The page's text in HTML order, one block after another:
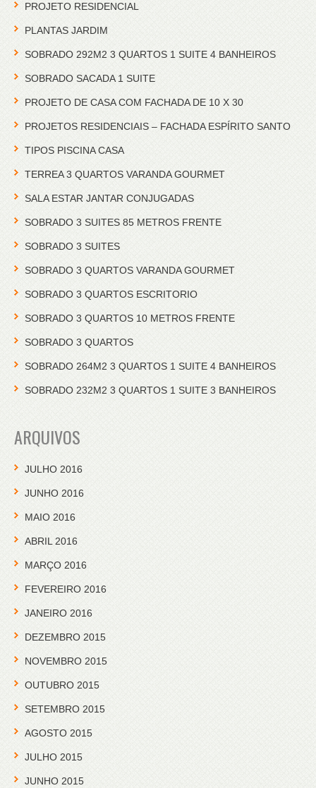
PROJETO RESIDENCIAL
PLANTAS JARDIM
SOBRADO 292M2 3 QUARTOS 1 SUITE 4 BANHEIROS
SOBRADO SACADA 1 SUITE
PROJETO DE CASA COM FACHADA DE 10 X 30
PROJETOS RESIDENCIAIS – FACHADA ESPÍRITO SANTO
TIPOS PISCINA CASA
TERREA 3 QUARTOS VARANDA GOURMET
SALA ESTAR JANTAR CONJUGADAS
SOBRADO 3 SUITES 85 METROS FRENTE
SOBRADO 3 SUITES
SOBRADO 3 QUARTOS VARANDA GOURMET
SOBRADO 3 QUARTOS ESCRITORIO
SOBRADO 3 QUARTOS 10 METROS FRENTE
SOBRADO 3 QUARTOS
SOBRADO 264M2 3 QUARTOS 1 SUITE 4 BANHEIROS
SOBRADO 232M2 3 QUARTOS 1 SUITE 3 BANHEIROS
ARQUIVOS
JULHO 2016
JUNHO 2016
MAIO 2016
ABRIL 2016
MARÇO 2016
FEVEREIRO 2016
JANEIRO 2016
DEZEMBRO 2015
NOVEMBRO 2015
OUTUBRO 2015
SETEMBRO 2015
AGOSTO 2015
JULHO 2015
JUNHO 2015